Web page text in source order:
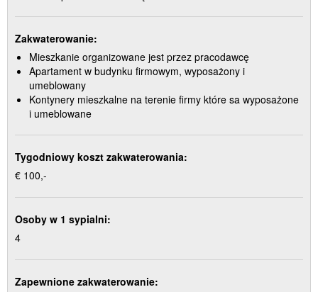
Zakwaterowanie:
Mieszkanie organizowane jest przez pracodawcę
Apartament w budynku firmowym, wyposażony i
umeblowany
Kontynery mieszkalne na terenie firmy które sa wyposażone
i umeblowane
Tygodniowy koszt zakwaterowania:
€ 100,-
Osoby w 1 sypialni:
4
Zapewnione zakwaterowanie: